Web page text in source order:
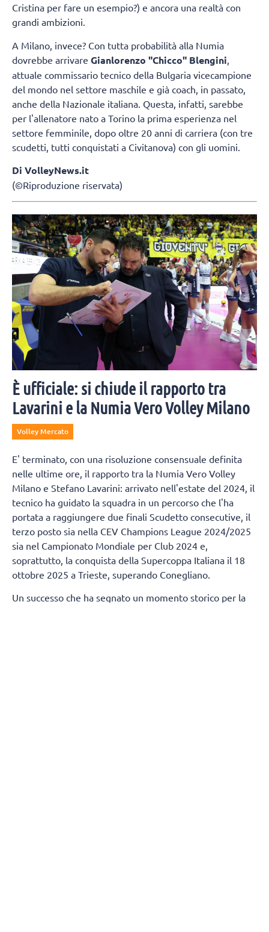
Cristina per fare un esempio?) e ancora una realtà con
grandi ambizioni.
A Milano, invece? Con tutta probabilità alla Numia
dovrebbe arrivare Gianlorenzo "Chicco" Blengini
attuale commissario tecnico della Bulgaria vicecampione
del mondo nel settore maschile e già coach, in passato,
anche della Nazionale italiana. Questa, infatti, sarebbe
per l'allenatore nato a Torino la prima esperienza nel
settore femminile, dopo oltre 20 anni di carriera (con tre
scudetti, tutti conquistati a Civitanova) con gli uomini.
Di VolleyNews.it
(©Riproduzione riservata)
È ufficiale: si chiude il rapporto tra
Lavarini e la Numia Vero Volley Milano
Volley Mercato
E' terminato, con una risoluzione consensuale definita
nelle ultime ore, il rapporto tra la Numia Vero Volley
Milano e Stefano Lavarini: arrivato nell'estate del 2024, il
tecnico ha guidato la squadra in un percorso che l'ha
portata a raggiungere due finali Scudetto consecutive, il
terzo posto sia nella CEV Champions League 2024/2025
sia nel Campionato Mondiale per Club 2024 e,
soprattutto, la conquista della Supercoppa Italiana il 18
ottobre 2025 a Trieste, superando Conegliano.
Un successo che ha segnato un momento storico per la